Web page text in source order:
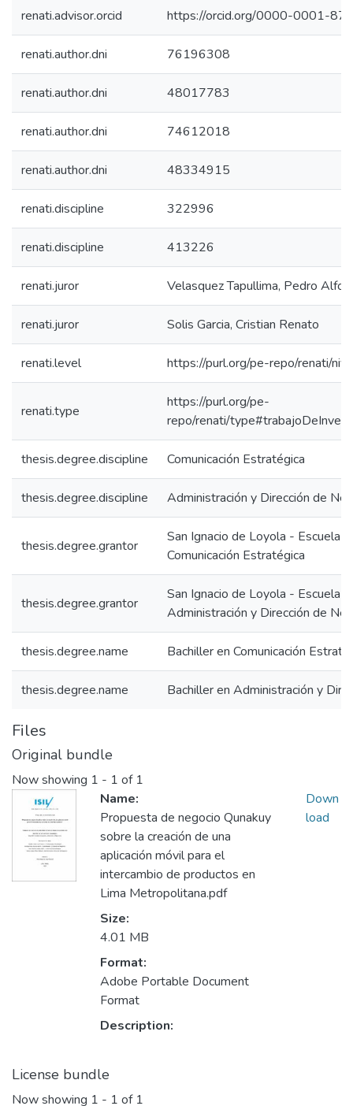
renati.advisor.orcid https://orcid.org/0000-0001-
renati.author.dni 76196308
renati.author.dni 48017783
renati.author.dni 74612018
renati.author.dni 48334915
renati.discipline 322996
renati.discipline 413226
renati.juror Velasquez Tapullima, Pedro
renati.juror Solis Garcia, Cristian Renato
renati.level https://purl.org/pe-repo/renati/
renati.type
https://purl.org/pe-
repo/renati/
thesis.degree.discipline Comunicación Estratégica
thesis.degree.discipline Administración y Dirección de
thesis.degree.grantor
San Ignacio de Loyola - Escuela
Comunicación Estratégica
thesis.degree.grantor
San Ignacio de Loyola - Escuela
Administración y Dirección de
thesis.degree.name Bachiller en Comunicación
thesis.degree.name Bachiller en Administración y
Files
Original bundle
Now showing 1 - 1 of 1
Name:
Propuesta de negocio Qunakuy
sobre la creación de una
aplicación móvil para el
intercambio de productos en
Lima Metropolitana.pdf
Size:
4.01 MB
Format:
Adobe Portable Document
Format
Description:
Down
load
License bundle
Now showing 1 - 1 of 1